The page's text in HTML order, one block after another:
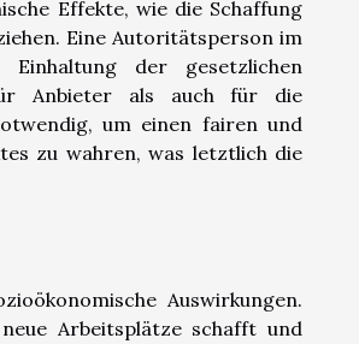
Effekte, wie die Schaffung
Eine Autoritätsperson im
Einhaltung der gesetzlichen
Anbieter als auch für die
um einen fairen und
zu wahren, was letztlich die
Auswirkungen.
Arbeitsplätze schafft und